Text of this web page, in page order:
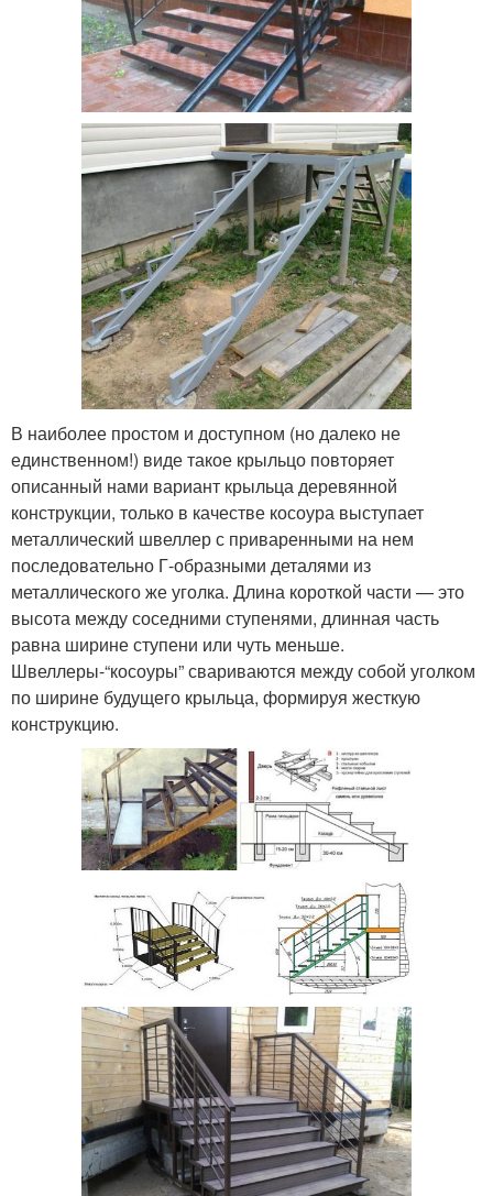
В наиболее простом и доступном (но далеко не
единственном!) виде такое крыльцо повторяет
описанный нами вариант крыльца деревянной
конструкции, только в качестве косоура выступает
металлический швеллер с приваренными на нем
последовательно Г-образными деталями из
металлического же уголка. Длина короткой части — это
высота между соседними ступенями, длинная часть
равна ширине ступени или чуть меньше.
Швеллеры-“косоуры” свариваются между собой уголком
по ширине будущего крыльца, формируя жесткую
конструкцию.